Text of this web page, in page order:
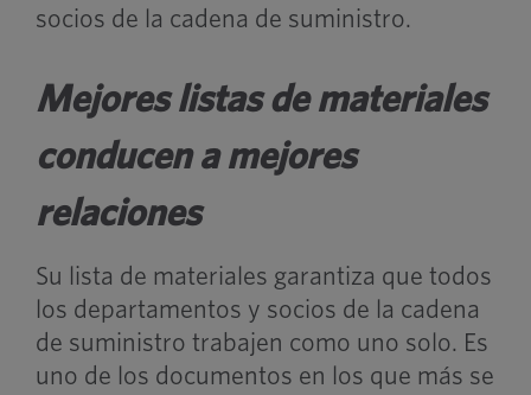
socios de la cadena de suministro.
Mejores listas de materiales
conducen a mejores
relaciones
Su lista de materiales garantiza que todos
los departamentos y socios de la cadena
de suministro trabajen como uno solo. Es
uno de los documentos en los que más se